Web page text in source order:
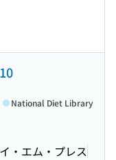
・エム・プレス
National Diet Library